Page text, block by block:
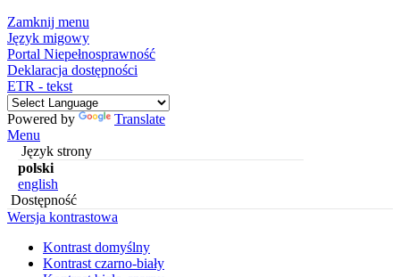
Zamknij menu
Język migowy
Portal Niepełnosprawność
Deklaracja dostępności
ETR - tekst
Powered by
Translate
Menu
Język strony
polski
english
Dostępność
Wersja kontrastowa
Kontrast domyślny
Kontrast czarno-biały